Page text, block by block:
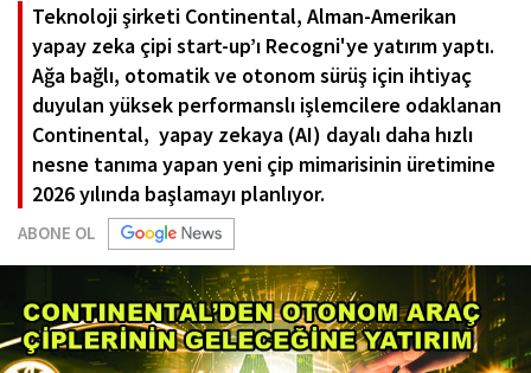
Teknoloji şirketi Continental, Alman-Amerikan
yapay zeka çipi start-up’ı Recogni'ye yatırım yaptı.
Ağa bağlı, otomatik ve otonom sürüş için ihtiyaç
duyulan yüksek performanslı işlemcilere odaklanan
Continental, yapay zekaya (AI) dayalı daha hızlı
nesne tanıma yapan yeni çip mimarisinin üretimine
2026 yılında başlamayı planlıyor.
ABONE OL